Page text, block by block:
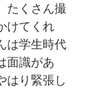
たくさん撮
けてくれ
は学生時代
面識があ
はり緊張し